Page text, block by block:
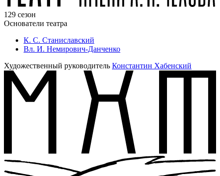
129 сезон
Основатели театра
К. С. Станиславский
Вл. И. Немирович-Данченко
Художественный руководитель Константин Хабенский